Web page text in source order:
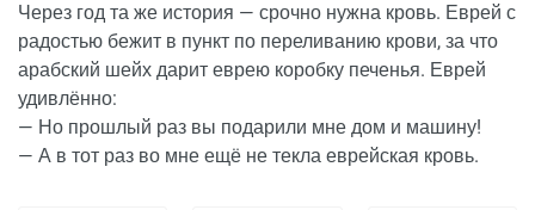
Через год та же история — срочно нужна кровь. Еврей с
радостью бежит в пункт по переливанию крови, за что
арабский шейх дарит еврею коробку печенья. Еврей
удивлённо:
— Но прошлый раз вы подарили мне дом и машину!
— А в тот раз во мне ещё не текла еврейская кровь.